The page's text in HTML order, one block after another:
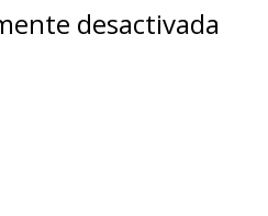
desactivada